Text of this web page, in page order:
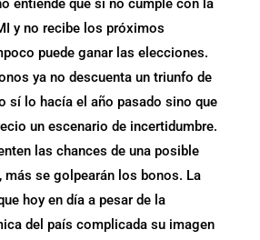
entiende que si no cumple con la
y no recibe los próximos
puede ganar las elecciones.
ya no descuenta un triunfo de
sí lo hacía el año pasado sino que
un escenario de incertidumbre.
las chances de una posible
más se golpearán los bonos. La
hoy en día a pesar de la
del país complicada su imagen